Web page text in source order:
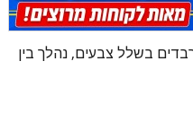
בשלל צבעים, נהלך בין